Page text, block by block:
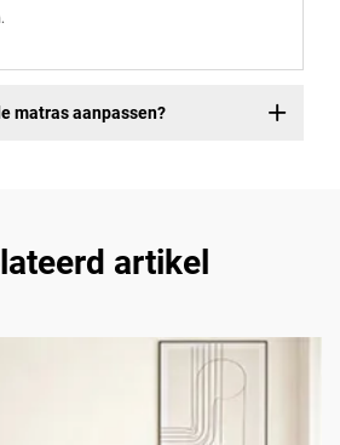
matras aanpassen?
artikel